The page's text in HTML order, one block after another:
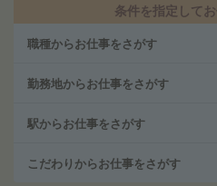
条件を指定して
職種からお仕事をさがす
勤務地からお仕事をさがす
駅からお仕事をさがす
こだわりからお仕事をさがす